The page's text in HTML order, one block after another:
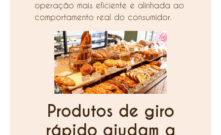
operação mais eficiente e alinhada ao
comportamento real do consumidor.
Produtos de giro
rápido ajudam a